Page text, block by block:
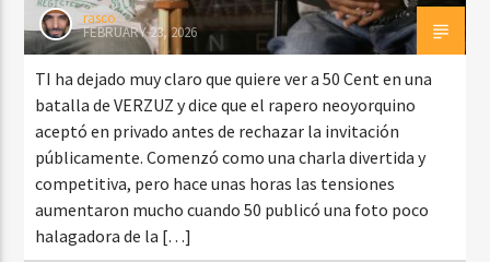
rasco
FEBRUARY 23, 2026
TI ha dejado muy claro que quiere ver a 50 Cent en una
batalla de VERZUZ y dice que el rapero neoyorquino
aceptó en privado antes de rechazar la invitación
públicamente. Comenzó como una charla divertida y
competitiva, pero hace unas horas las tensiones
aumentaron mucho cuando 50 publicó una foto poco
halagadora de la […]